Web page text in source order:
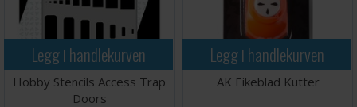
Legg i handlekurven
Hobby Stencils Access Trap
Doors
Legg i handlekurven
AK Eikeblad Kutter